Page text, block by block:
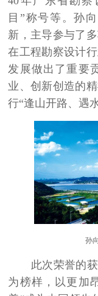
目”称号等。孙
新，主导参与了
在工程勘察设计
发展做出了重要
业、创新创造的
行“逢山开路、遇
孙
此次荣誉的
为榜样，以更加